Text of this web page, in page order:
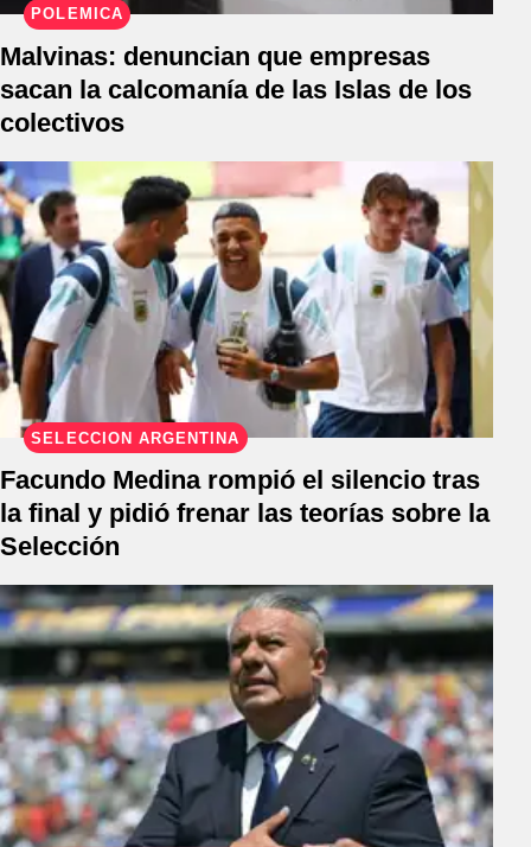
POLÉMICA
Malvinas: denuncian que empresas
sacan la calcomanía de las Islas de los
colectivos
SELECCIÓN ARGENTINA
Facundo Medina rompió el silencio tras
la final y pidió frenar las teorías sobre la
Selección